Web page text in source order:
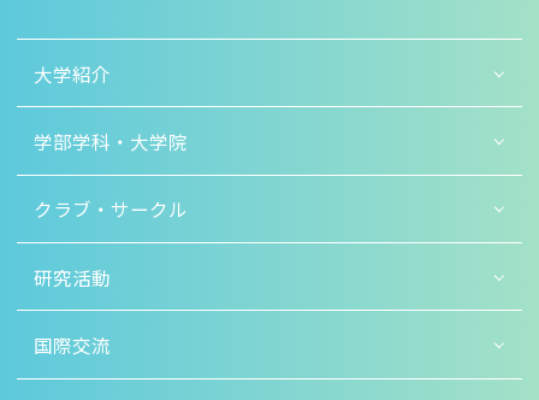
大学紹介
学部学科・大学院
クラブ・サークル
研究活動
国際交流